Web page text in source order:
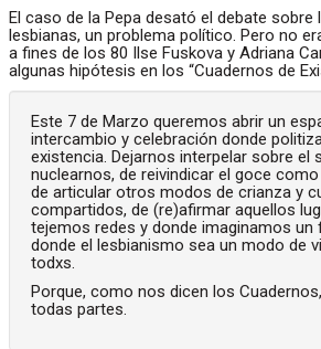
El caso de la Pepa desató el debate sobre
lesbianas, un problema político. Pero no
a fines de los 80 Ilse Fuskova y Adriana
algunas hipótesis en los “Cuadernos de
Este 7 de Marzo queremos abrir un
intercambio y celebración donde
existencia. Dejarnos interpelar sobre el
nuclearnos, de reivindicar el goce
de articular otros modos de crianza y
compartidos, de (re)afirmar aquellos
tejemos redes y donde imaginamos
donde el lesbianismo sea un modo de
todxs.
Porque, como nos dicen los
todas partes.